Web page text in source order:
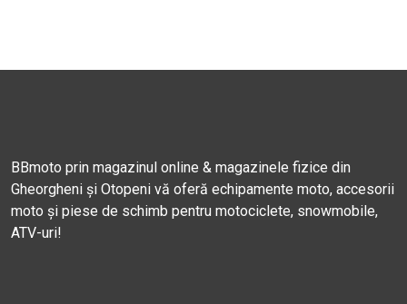
BBmoto prin magazinul online & magazinele fizice din
Gheorgheni și Otopeni vă oferă echipamente moto, accesorii
moto și piese de schimb pentru motociclete, snowmobile,
ATV-uri!